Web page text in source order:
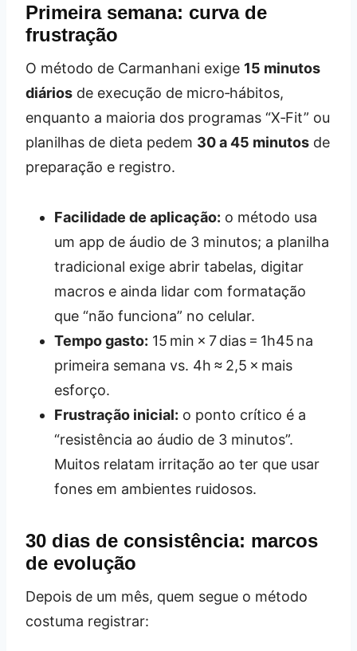
Primeira semana: curva de
frustração
O método de Carmanhani exige 15 minutos
diários de execução de micro‑hábitos,
enquanto a maioria dos programas “X‑Fit” ou
planilhas de dieta pedem 30 a 45 minutos de
preparação e registro.
Facilidade de aplicação: o método usa
um app de áudio de 3 minutos; a planilha
tradicional exige abrir tabelas, digitar
macros e ainda lidar com formatação
que “não funciona” no celular.
Tempo gasto: 15 min × 7 dias = 1h45 na
primeira semana vs. 4h ≈ 2,5 × mais
esforço.
Frustração inicial: o ponto crítico é a
“resistência ao áudio de 3 minutos”.
Muitos relatam irritação ao ter que usar
fones em ambientes ruidosos.
30 dias de consistência: marcos
de evolução
Depois de um mês, quem segue o método
costuma registrar: